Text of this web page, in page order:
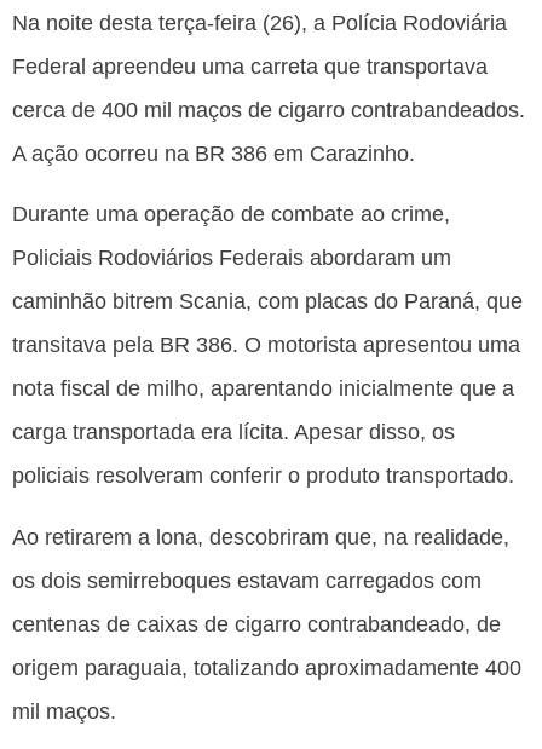
Na noite desta terça-feira (26), a Polícia Rodoviária
Federal apreendeu uma carreta que transportava
cerca de 400 mil maços de cigarro contrabandeados.
A ação ocorreu na BR 386 em Carazinho.
Durante uma operação de combate ao crime,
Policiais Rodoviários Federais abordaram um
caminhão bitrem Scania, com placas do Paraná, que
transitava pela BR 386. O motorista apresentou uma
nota fiscal de milho, aparentando inicialmente que a
carga transportada era lícita. Apesar disso, os
policiais resolveram conferir o produto transportado.
Ao retirarem a lona, descobriram que, na realidade,
os dois semirreboques estavam carregados com
centenas de caixas de cigarro contrabandeado, de
origem paraguaia, totalizando aproximadamente 400
mil maços.